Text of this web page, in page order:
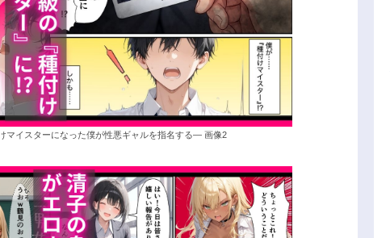
マイスターになった僕が性悪ギャルを指名する― 画像2